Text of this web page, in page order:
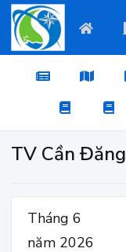
TV Cần Đăng
Tháng 6
năm 2026